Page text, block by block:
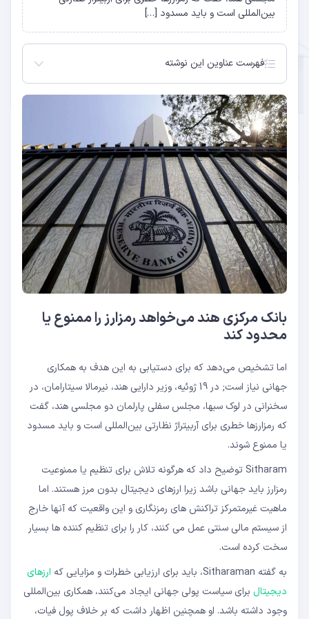
بین‌المللی است و باید مسدود […]
فهرست عناوین این نوشته
کند
یک “خطر واضح” برای اقتصاد
هند از مالیات برای مبارزه با صنعت کریپتو استفاده می
کند
بانک مرکزی هند می‌خواهد رمزارز را ممنوع یا
محدود کند
اما تشخیص می‌دهد که برای دستیابی به این هدف به همکاری
جهانی نیاز است; در 19 ژوئیه، وزیر دارایی هند، نیرمالا سیتارامان، در
سخنرانی در لوک سبها، مجلس سفلی پارلمان دو مجلسی هند، گفت
که رمزارزها خطری برای آربیتراژ نظارتی بین‌المللی است و باید مسدود
یا ممنوع شوند.
Sitharam توضیح داد که هرگونه تلاش برای تنظیم یا ممنوعیت
رمزارز باید جهانی باشد زیرا ارزهای دیجیتال بدون مرز هستند. اما
ماهیت غیرمتمرکز تراکنش های رمزنگاری و این واقعیت که آنها خارج
از سیستم مالی سنتی عمل می کنند، کار را برای تنظیم کننده ها بسیار
سخت کرده است.
به گفته Sitharaman، باید برای ارزیابی خطرات و مزایایی که
ارزهای
دیجیتال برای سیاست پولی جهانی ایجاد می‌کنند، همکاری بین‌المللی
وجود داشته باشد. او همچنین اظهار داشت که بر خلاف پول فیات،